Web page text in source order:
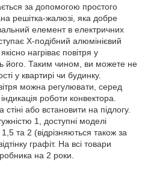
за допомогою простого
решітка-жалюзі, яка добре
елемент в електричних
X-подібний алюмінієвий
нагріває повітря у
його. Таким чином, ви можете не
у квартирі чи будинку.
можна регулювати, серед
роботи конвектора.
або встановити на підлогу.
1, доступні моделі
та 2 (відрізняються також за
графіт. На всі товари
на 2 роки.